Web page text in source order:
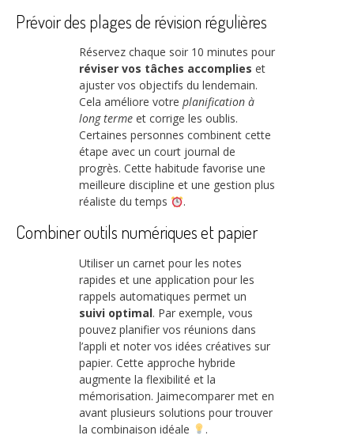
Prévoir des plages de révision régulières
Réservez chaque soir 10 minutes pour
réviser vos tâches accomplies et
ajuster vos objectifs du lendemain.
Cela améliore votre planification à
long terme et corrige les oublis.
Certaines personnes combinent cette
étape avec un court journal de
progrès. Cette habitude favorise une
meilleure discipline et une gestion plus
réaliste du temps
.
Combiner outils numériques et papier
Utiliser un carnet pour les notes
rapides et une application pour les
rappels automatiques permet un
suivi optimal. Par exemple, vous
pouvez planifier vos réunions dans
l’appli et noter vos idées créatives sur
papier. Cette approche hybride
augmente la flexibilité et la
mémorisation. Jaimecomparer met en
avant plusieurs solutions pour trouver
la combinaison idéale
.